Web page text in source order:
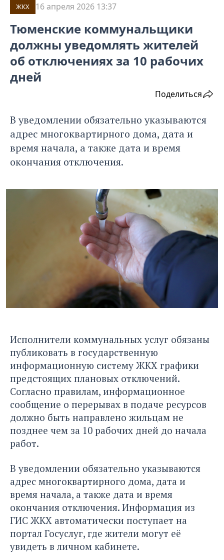
ЖКХ 16 апреля 2026 13:37
Тюменские коммунальщики
должны уведомлять жителей
об отключениях за 10 рабочих
дней
Поделиться
В уведомлении обязательно указываются
адрес многоквартирного дома, дата и
время начала, а также дата и время
окончания отключения.
Исполнители коммунальных услуг обязаны
публиковать в государственную
информационную систему ЖКХ графики
предстоящих плановых отключений.
Согласно правилам, информационное
сообщение о перерывах в подаче ресурсов
должно быть направлено жильцам не
позднее чем за 10 рабочих дней до начала
работ.
В уведомлении обязательно указываются
адрес многоквартирного дома, дата и
время начала, а также дата и время
окончания отключения. Информация из
ГИС ЖКХ автоматически поступает на
портал Госуслуг, где жители могут её
увидеть в личном кабинете.